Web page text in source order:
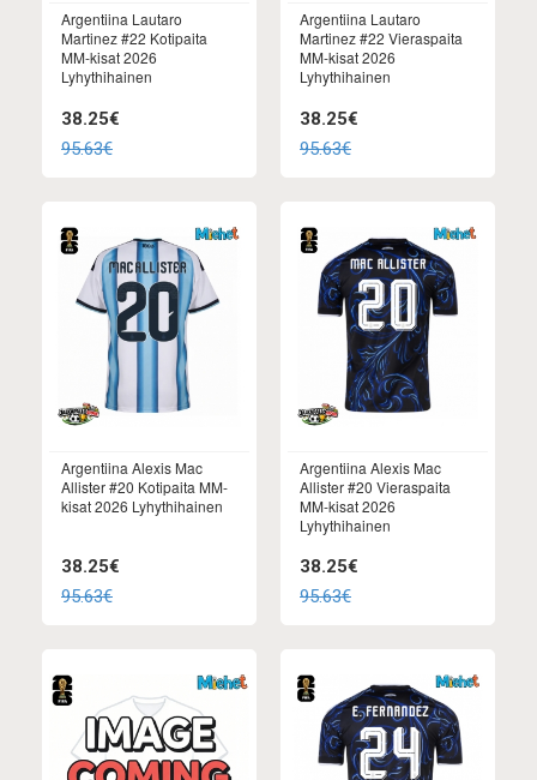
Argentiina Lautaro
Martinez #22 Kotipaita
MM-kisat 2026
Lyhythihainen
38.25€
95.63€
Argentiina Lautaro
Martinez #22 Vieraspaita
MM-kisat 2026
Lyhythihainen
38.25€
95.63€
Argentiina Alexis Mac
Allister #20 Kotipaita MM-
kisat 2026 Lyhythihainen
38.25€
95.63€
Argentiina Alexis Mac
Allister #20 Vieraspaita
MM-kisat 2026
Lyhythihainen
38.25€
95.63€